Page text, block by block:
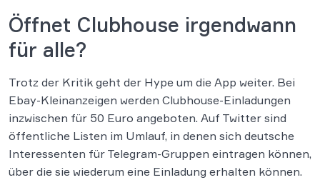
Öffnet Clubhouse irgendwann
für alle?
Trotz der Kritik geht der Hype um die App weiter. Bei
Ebay-Kleinanzeigen werden Clubhouse-Einladungen
inzwischen für 50 Euro angeboten. Auf Twitter sind
öffentliche Listen im Umlauf, in denen sich deutsche
Interessenten für Telegram-Gruppen eintragen können,
über die sie wiederum eine Einladung erhalten können.